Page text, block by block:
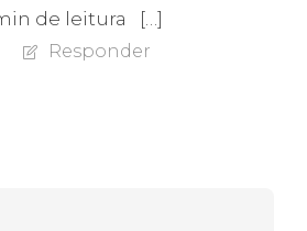
de leitura […]
Responder